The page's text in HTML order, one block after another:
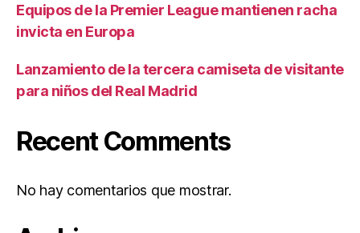
Equipos de la Premier League mantienen racha
invicta en Europa
Lanzamiento de la tercera camiseta de visitante
para niños del Real Madrid
Recent Comments
No hay comentarios que mostrar.